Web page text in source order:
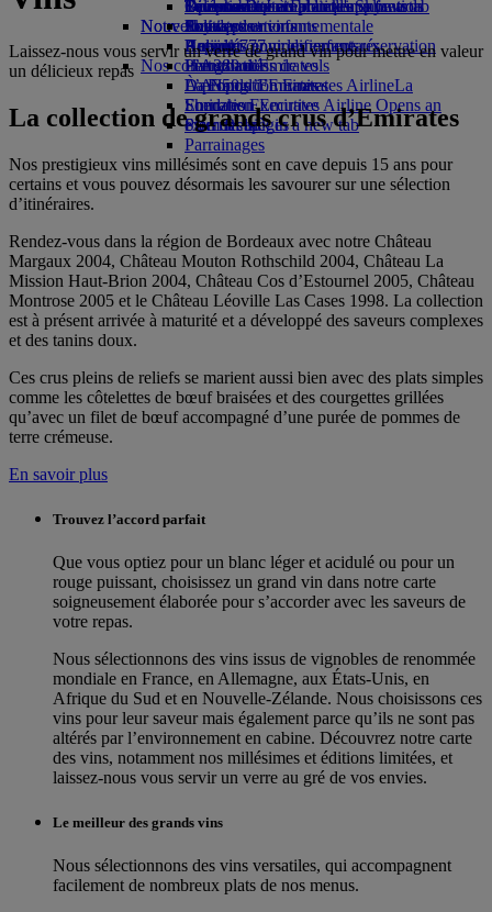
Opens an external link in a new tab
Boissons
Notre flotte
Boeing 777
L’A380 d’Emirates
L’A350 d’Emirates
Emirates Executive
Plan des sièges
Divertissements pour les enfants
Jouets pour enfants
Activités pour les enfants
La durabilité en pratique
Politique environnementale
Rapports environnementaux
Nos communautés
La Fondation Emirates AirlineLa
Fondation Emirates Airline Opens an
external link in a new tab
Parrainages
Toronto-Dubai
Nouvelles destinations
Helsinki
Hangzhou
Da Nang
Shenzhen
Siem Reap
Se connecter à Emirates Skywards
Skywards+
Téléphone portable et l'application
Emirates
Annuler ou modifier une réservation
Perturbations de vols
À propos d’Emirates
Laissez-nous vous servir un verre de grand vin pour mettre en valeur
un délicieux repas
La collection de grands crus d’Emirates
Nos prestigieux vins millésimés sont en cave depuis 15 ans pour
certains et vous pouvez désormais les savourer sur une sélection
d’itinéraires.
Rendez-vous dans la région de Bordeaux avec notre Château
Margaux 2004, Château Mouton Rothschild 2004, Château La
Mission Haut-Brion 2004, Château Cos d’Estournel 2005, Château
Montrose 2005 et le Château Léoville Las Cases 1998. La collection
est à présent arrivée à maturité et a développé des saveurs complexes
et des tanins doux.
Ces crus pleins de reliefs se marient aussi bien avec des plats simples
comme les côtelettes de bœuf braisées et des courgettes grillées
qu’avec un filet de bœuf accompagné d’une purée de pommes de
terre crémeuse.
En savoir plus
Trouvez l’accord parfait
Que vous optiez pour un blanc léger et acidulé ou pour un
rouge puissant, choisissez un grand vin dans notre carte
soigneusement élaborée pour s’accorder avec les saveurs de
votre repas.
Nous sélectionnons des vins issus de vignobles de renommée
mondiale en France, en Allemagne, aux États-Unis, en
Afrique du Sud et en Nouvelle-Zélande. Nous choisissons ces
vins pour leur saveur mais également parce qu’ils ne sont pas
altérés par l’environnement en cabine. Découvrez notre carte
des vins, notamment nos millésimes et éditions limitées, et
laissez-nous vous servir un verre au gré de vos envies.
Le meilleur des grands vins
Nous sélectionnons des vins versatiles, qui accompagnent
facilement de nombreux plats de nos menus.